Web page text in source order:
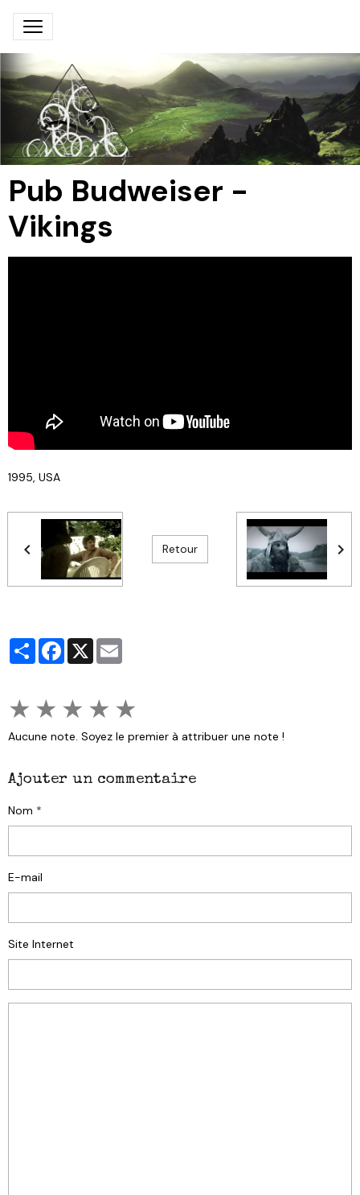
Pub Budweiser -
Vikings
1995, USA
Retour
PartagerFacebook
X
★ ★ ★ ★ ★
Aucune note. Soyez le premier à attribuer une note !
Ajouter un commentaire
Nom
E-mail
Site Internet